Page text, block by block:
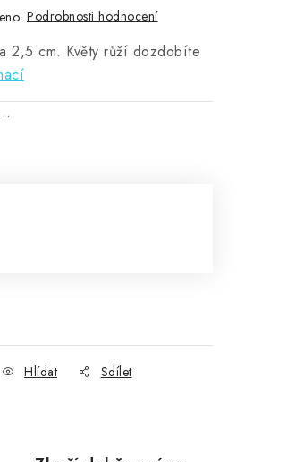
Podrobnosti hodnocení
2,5 cm. Květy růží dozdobíte
Hlídat Sdílet